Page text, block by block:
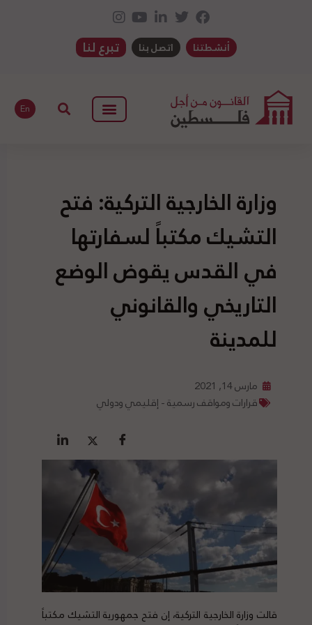
أنشطتنا اتصل بنا تبرع لنا
En
وزارة الخارجية التركية: فتح
التشيك مكتباً لسفارتها
في القدس يقوض الوضع
التاريخي والقانوني
للمدينة
مارس 14, 2021
قرارات ومواقف رسمية - إقليمي ودولي
قالت وزارة الخارجية التركية، إن فتح جمهورية التشيك مكتباً